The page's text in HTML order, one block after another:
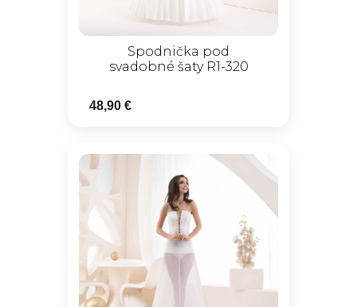
Spodnička pod
svadobné šaty R1-320
48,90 €